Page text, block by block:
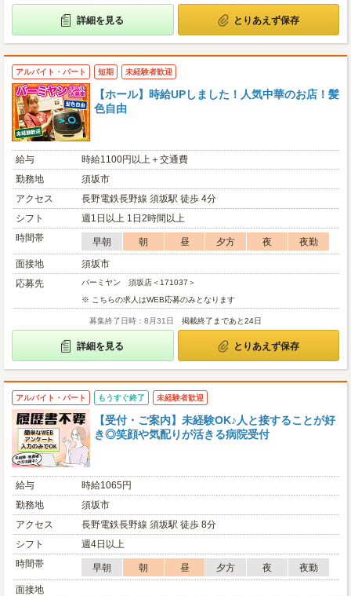
詳細を見る とりあえず保存
アルバイト・パート 短期 未経験者歓迎
【ホール】時給UPしました！人気中華のお店！髪
色自由
給与
時給1100円以上＋交通費
勤務地
須坂市
アクセス
長野電鉄長野線 須坂駅 徒歩 4分
シフト
週1日以上 1日2時間以上
時間帯
早朝 朝 昼 夕方 夜
夜勤
面接地
須坂市
応募先
バーミヤン 須坂店＜171037＞
※ こちらの求人はWEB応募のみとなります
募集終了日時：8月31日 掲載終了まであと24日
詳細を見る とりあえず保存
アルバイト・パート もうすぐ終了 未経験者歓迎
【受付・ご案内】未経験OK♪人と接することが好
き◎笑顔や気配りが活きる病院受付
給与
時給1065円
勤務地
須坂市
アクセス
長野電鉄長野線 須坂駅 徒歩 8分
シフト
週4日以上
時間帯
早朝 朝 昼 夕方 夜
夜勤
面接地